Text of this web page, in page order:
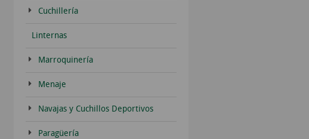
Cuchillería
Linternas
Marroquinería
Menaje
Navajas y Cuchillos Deportivos
Paragüería